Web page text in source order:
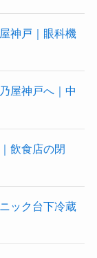
神戸｜眼科機
屋神戸へ｜中
飲食店の閉
ック台下冷蔵